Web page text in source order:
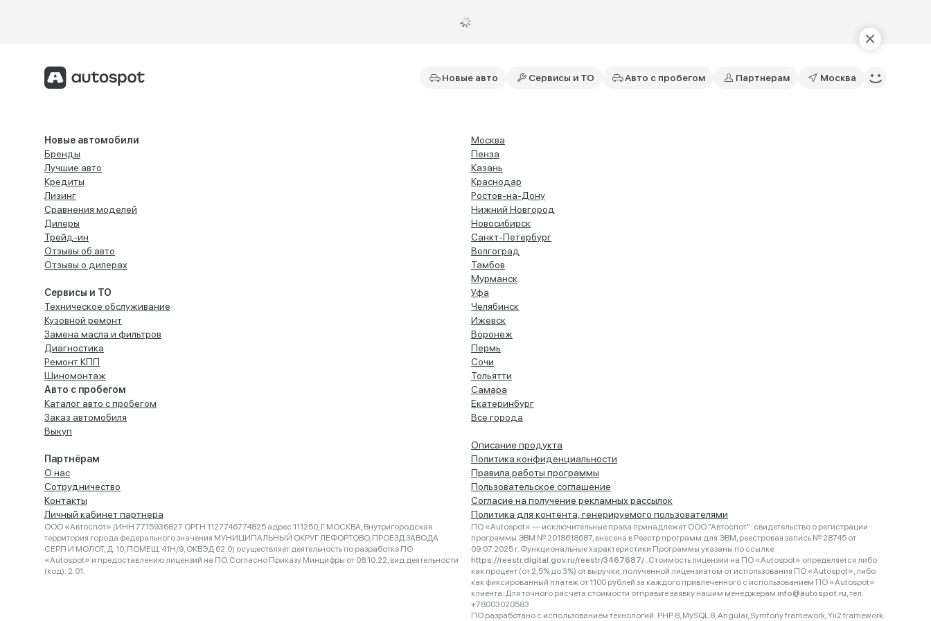
Новые авто Сервисы и ТО Авто с пробегом Партнерам Москва
Новые автомобили
Бренды
Лучшие авто
Кредиты
Лизинг
Сравнения моделей
Дилеры
Трейд-ин
Отзывы об авто
Отзывы о дилерах
Сервисы и ТО
Техническое обслуживание
Кузовной ремонт
Замена масла и фильтров
Диагностика
Ремонт КПП
Шиномонтаж
Авто с пробегом
Каталог авто с пробегом
Заказ автомобиля
Выкуп
Партнёрам
О нас
Сотрудничество
Контакты
Личный кабинет партнера
Москва
Пенза
Казань
Краснодар
Ростов-на-Дону
Нижний Новгород
Новосибирск
Санкт-Петербург
Волгоград
Тамбов
Мурманск
Уфа
Челябинск
Ижевск
Воронеж
Пермь
Сочи
Тольятти
Самара
Екатеринбург
Все города
Описание продукта
Политика конфиденциальности
Правила работы программы
Пользовательское соглашение
Согласие на получение рекламных рассылок
Политика для контента, генерируемого пользователями
ООО «Автоспот» (ИНН 7715936827 ОРГН 1127746774825 адрес 111250, Г.МОСКВА, Внутригородская
территория города федерального значения МУНИЦИПАЛЬНЫЙ ОКРУГ ЛЕФОРТОВО, ПРОЕЗД ЗАВОДА
СЕРП И МОЛОТ, Д. 10, ПОМЕЩ. 41Н/9, ОКВЭД 62.0) осуществляет деятельность по разработке ПО
«Autospot» и предоставлению лицензий на ПО. Согласно Приказу Минцифры от 08.10.22, вид деятельности
(код): 2.01.
ПО «Autospot» — исключительные права принадлежат ООО "Автоспот": свидетельство о регистрации
программы ЭВМ № 2018618687, внесена в Реестр программ для ЭВМ, реестровая запись № 28745 от
09.07.2025 г. Функциональные характеристики Программы указаны по ссылке:
https://reestr.digital.gov.ru/reestr/3467687/ . Стоимость лицензии на ПО «Autospot» определяется либо
как процент (от 2,5% до 3%) от выручки, полученной лицензиатом от использования ПО «Autospot», либо
как фиксированный платеж от 1100 рублей за каждого привлеченного с использованием ПО «Autospot»
клиента. Для точного расчета стоимости отправьте заявку нашим менеджерам info@autospot.ru, тел.
+78003020583
ПО разработано с использованием технологий: PHP 8, MySQL 8, Angular, Symfony framework, Yii2 framework.